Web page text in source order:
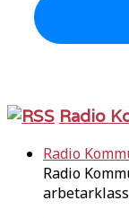
Radio
Radio
Radio